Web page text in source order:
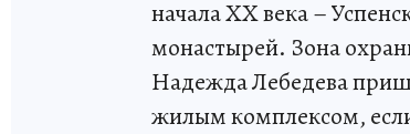
начала XX века –
монастырей. Зона
Надежда Лебедева
жилым комплексом,